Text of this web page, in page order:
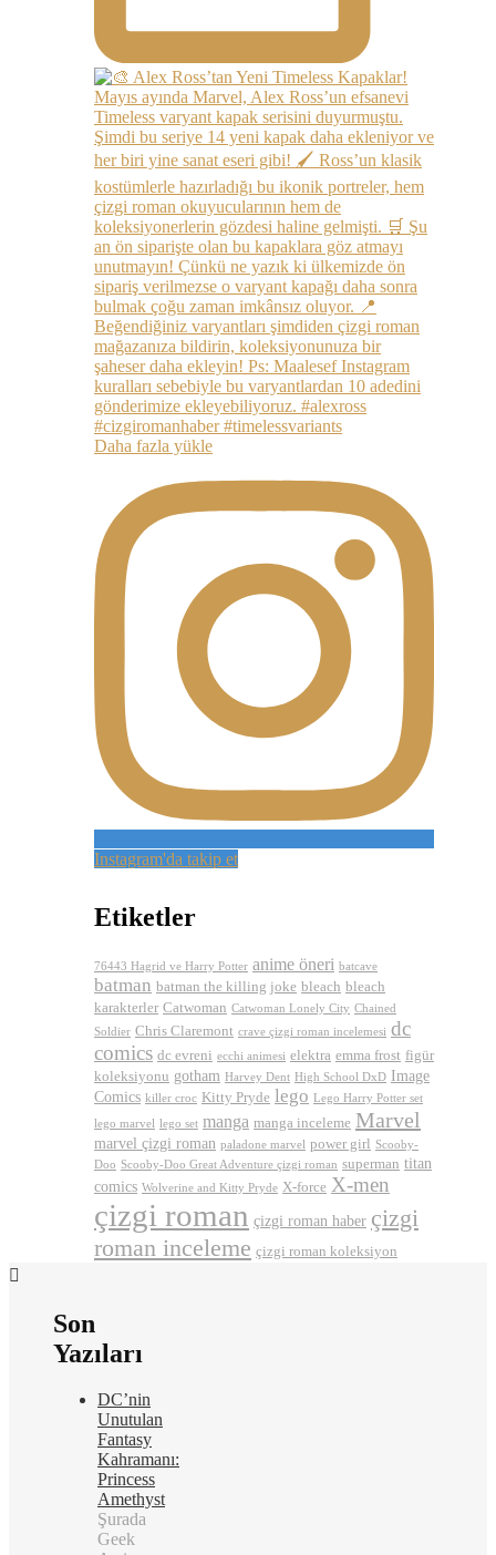
Daha fazla yükle
Instagram'da takip et
Etiketler
76443 Hagrid ve Harry Potter anime öneri batcave
batman batman the killing joke bleach bleach
karakterler Catwoman Catwoman Lonely City Chained
Soldier Chris Claremont crave çizgi roman incelemesi dc
comics dc evreni ecchi animesi elektra emma frost figür
koleksiyonu gotham Harvey Dent High School DxD Image
Comics killer croc Kitty Pryde lego Lego Harry Potter set
lego marvel lego set manga manga inceleme Marvel
marvel çizgi roman paladone marvel power girl Scooby-
Doo Scooby-Doo Great Adventure çizgi roman superman titan
comics Wolverine and Kitty Pryde X-force X-men
çizgi roman çizgi roman haber çizgi
roman inceleme çizgi roman koleksiyon
Son
Yazıları
DC’nin
Unutulan
Fantasy
Kahramanı:
Princess
Amethyst
Şurada
Geek